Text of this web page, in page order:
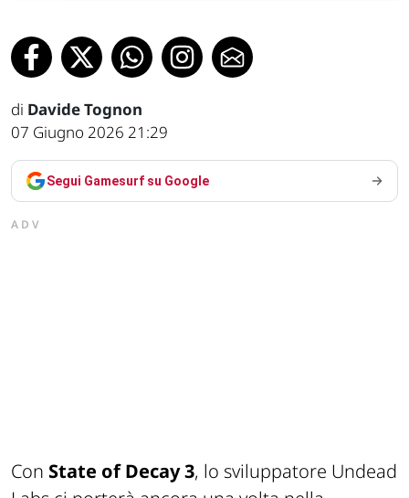
di Davide Tognon
07 Giugno 2026 21:29
Segui Gamesurf su Google
ADV
Con State of Decay 3, lo sviluppatore Undead